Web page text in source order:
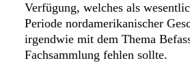
Verfügung, welches als
Periode nordamerikanischer
irgendwie mit dem Thema
Fachsammlung fehlen sollte.